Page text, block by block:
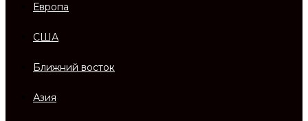
Европа
США
Ближний восток
Азия